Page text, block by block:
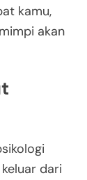
kamu,
akan
dari